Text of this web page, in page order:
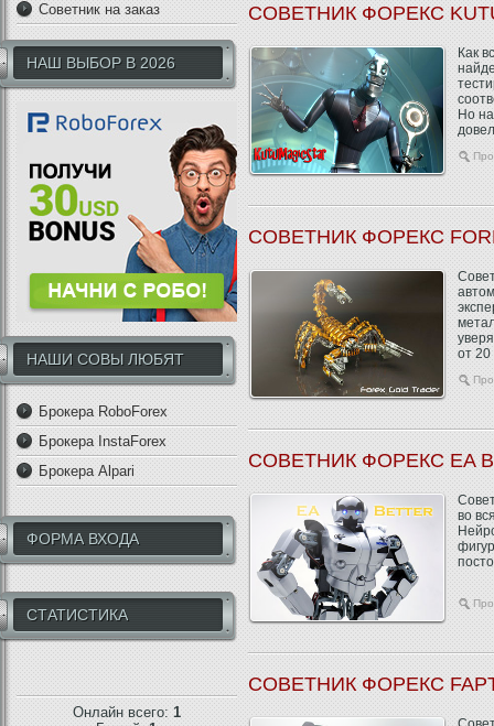
Советник на заказ
НАШ ВЫБОР В 2026
НАШИ СОВЫ ЛЮБЯТ
Брокера RoboForex
Брокера InstaForex
Брокера Alpari
ФОРМА ВХОДА
СТАТИСТИКА
Онлайн всего: 1
СОВЕТНИК ФОРЕКС
Как
Но
СОВЕТНИК ФОРЕКС
от 20
СОВЕТНИК ФОРЕКС EA
во
СОВЕТНИК ФОРЕКС